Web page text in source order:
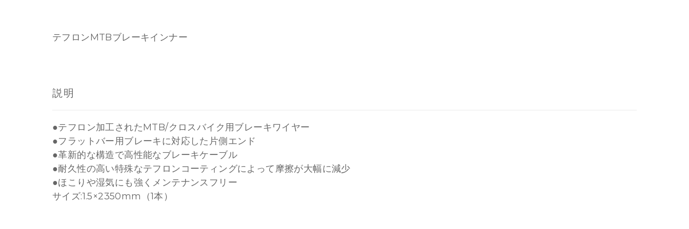
テフロンMTBブレーキインナー
説明
●テフロン加工されたMTB/クロスバイク用ブレーキワイヤー
●フラットバー用ブレーキに対応した片側エンド
●革新的な構造で高性能なブレーキケーブル
●耐久性の高い特殊なテフロンコーティングによって摩擦が大幅に減少
●ほこりや湿気にも強くメンテナンスフリー
サイズ:1.5×2350mm（1本）